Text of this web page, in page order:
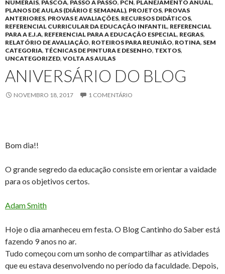
NUMERAIS, PÁSCOA, PASSO A PASSO, PCN, PLANEJAMENTO ANUAL,
PLANOS DE AULAS (DIÁRIO E SEMANAL), PROJETOS, PROVAS
ANTERIORES, PROVAS E AVALIAÇÕES, RECURSOS DIDÁTICOS,
REFERENCIAL CURRICULAR DA EDUCAÇÃO INFANTIL, REFERENCIAL
PARA A E.J.A, REFERENCIAL PARA A EDUCAÇÃO ESPECIAL, REGRAS,
RELATÓRIO DE AVALIAÇÃO, ROTEIROS PARA REUNIÃO, ROTINA, SEM
CATEGORIA, TÉCNICAS DE PINTURA E DESENHO, TEXTOS,
UNCATEGORIZED, VOLTA AS AULAS
ANIVERSÁRIO DO BLOG
NOVEMBRO 18, 2017 1 COMENTÁRIO
Bom dia!!
O grande segredo da educação consiste em orientar a vaidade
para os objetivos certos.
Adam Smith
Hoje o dia amanheceu em festa. O Blog Cantinho do Saber está
fazendo 9 anos no ar.
Tudo começou com um sonho de compartilhar as atividades
que eu estava desenvolvendo no período da faculdade. Depois,